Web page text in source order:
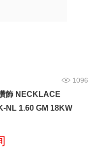
1096
飾 NECKLACE
NL 1.60 GM 18KW